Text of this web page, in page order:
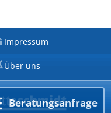
Beratungs­anfrage
Impressum
Über uns